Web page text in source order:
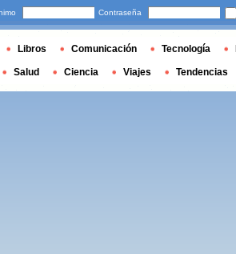
Contraseña
Libros Comunicación Tecnología
Salud Ciencia Viajes Tendencias